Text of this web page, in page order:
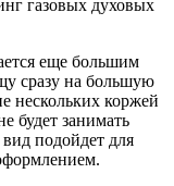
еще большим
сразу на большую
нескольких коржей
будет занимать
подойдет для